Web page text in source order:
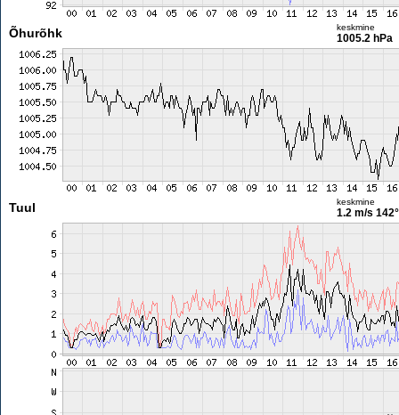
Õhurõhk keskmine
1005.2 hPa
Tuul keskmine
1.2 m/s 142°